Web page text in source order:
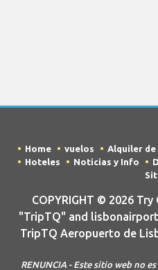
Home vuelos Alquiler de
Hoteles
Noticias y Info
COPYRIGHT © 2026
"TripTQ" and
TripTQ Aeropuerto de
RENUNCIA - Este sitio web no